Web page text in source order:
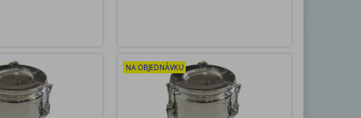
NA OBJEDNÁVKU